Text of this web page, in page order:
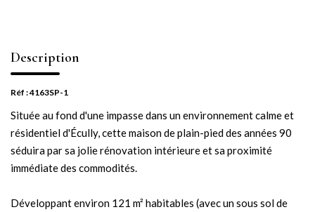
VENDRE
Estimer votre bien
Description
Réf : 4163SP-1
Située au fond d'une impasse dans un environnement calme et
résidentiel d'Écully, cette maison de plain-pied des années 90
séduira par sa jolie rénovation intérieure et sa proximité
immédiate des commodités.
Développant environ 121 m² habitables (avec un sous sol de